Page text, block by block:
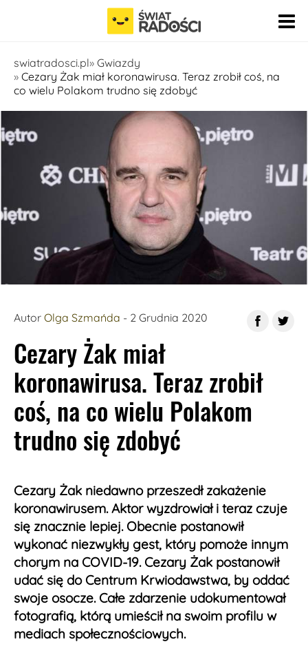
Pomiń nawigację
swiatradosci.pl Gwiazdy
Cezary Żak miał koronawirusa. Teraz zrobił coś, na
co wielu Polakom trudno się zdobyć
Autor Olga Szmańda - 2 Grudnia 2020
Cezary Żak miał
koronawirusa. Teraz zrobił
coś, na co wielu Polakom
trudno się zdobyć
Cezary Żak niedawno przeszedł zakażenie
koronawirusem. Aktor wyzdrowiał i teraz czuje
się znacznie lepiej. Obecnie postanowił
wykonać niezwykły gest, który pomoże innym
chorym na COVID-19. Cezary Żak postanowił
udać się do Centrum Krwiodawstwa, by oddać
swoje osocze. Całe zdarzenie udokumentował
fotografią, którą umieścił na swoim profilu w
mediach społecznościowych.